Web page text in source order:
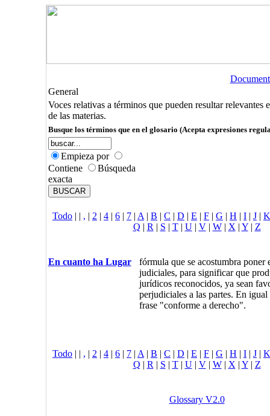
General
Voces relativas a términos que pueden resultar relevantes
de las materias.
Busque los términos que en el glosario (Acepta expresiones
Empieza por
Contiene
Búsqueda
exacta
Todo | | , | 2 | 4 | 6 | 7 | A | B | C | D | E | F | G | H | I | J | K
Q | R | S | T| U| V| W| X | Y| Z
En cuanto ha Lugar
fórmula que se acostumbra poner
judiciales, para significar que
jurídicos reconocidos, ya sean
perjudiciales a las partes. En
frase "conforme a derecho".
Todo | | , | 2 | 4 | 6 | 7 | A | B | C | D | E | F | G | H | I | J | K
Q | R | S | T| U| V| W| X | Y| Z
Glossary V2.0